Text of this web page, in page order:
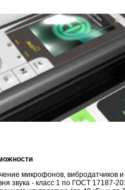
микрофонов, вибродатчиков
звука - класс 1 по ГОСТ 17187-